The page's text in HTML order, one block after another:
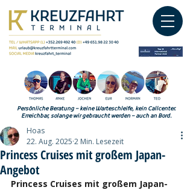
Persönliche Beratung – keine Warteschleife, kein Callcenter.
Erreichbar, solange wir gebraucht werden – auch an Bord.
Princess Cruises mit großem Japan-
Angebot
Hoas
22. Aug. 2025 2 Min. Lesezeit
Princess Cruises mit großem Japan-